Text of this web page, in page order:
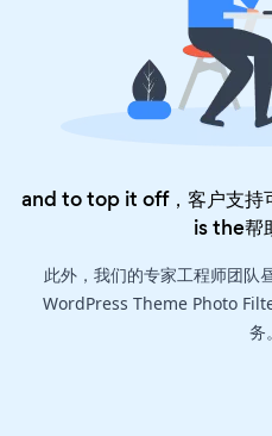
and to top it off，客户支
is the帮
此外，我们的专家工程师团队
WordPress Theme Photo
务。